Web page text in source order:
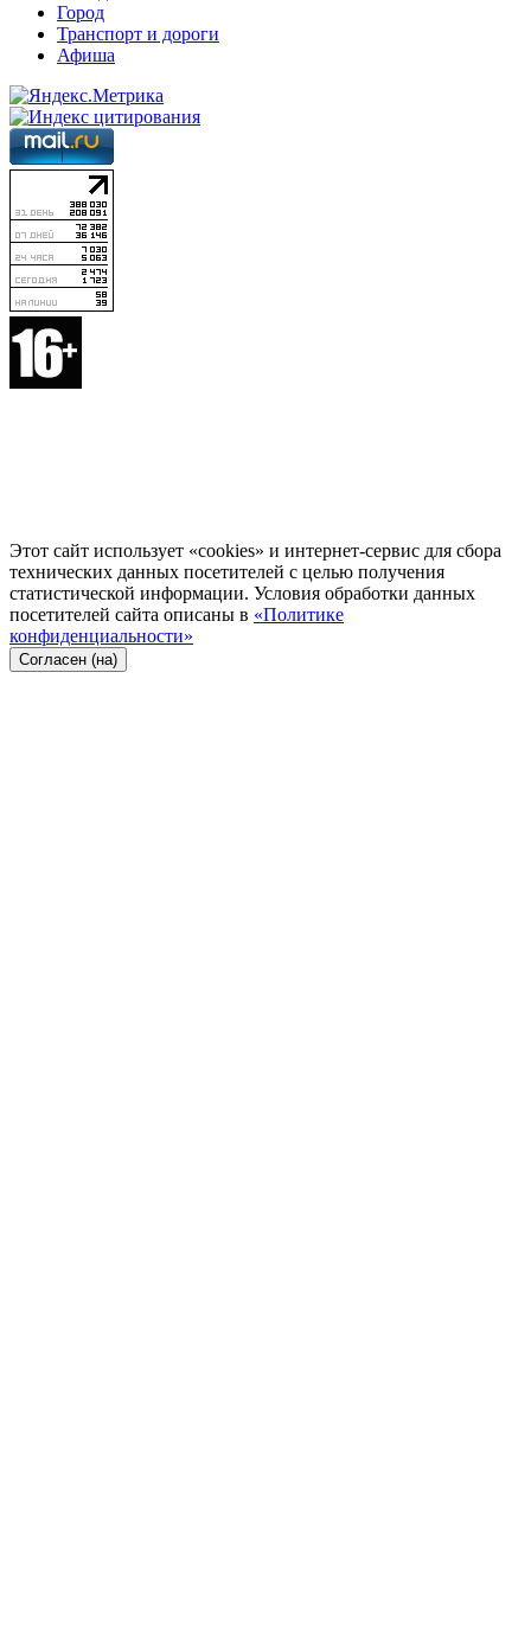
Город
Транспорт и дороги
Афиша
Этот сайт использует «cookies» и интернет-сервис для сбора
технических данных посетителей с целью получения
статистической информации. Условия обработки данных
посетителей сайта описаны в «Политике
конфиденциальности»
Согласен (на)